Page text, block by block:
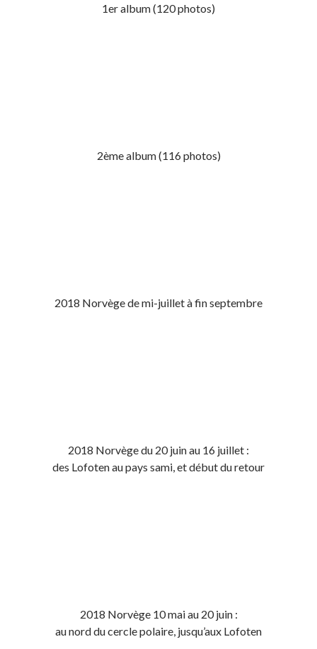
1er album (120 photos)
2ème album (116 photos)
2018 Norvège de mi-juillet à fin septembre
2018 Norvège du 20 juin au 16 juillet :
des Lofoten au pays sami, et début du retour
2018 Norvège 10 mai au 20 juin :
au nord du cercle polaire, jusqu’aux Lofoten